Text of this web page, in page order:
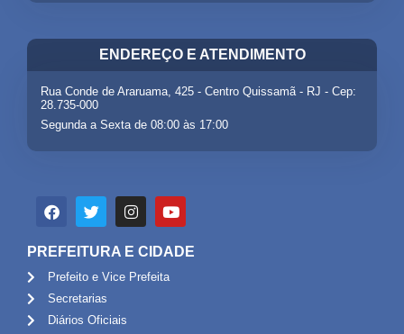
ENDEREÇO E ATENDIMENTO
Rua Conde de Araruama, 425 - Centro Quissamã - RJ - Cep:
28.735-000
Segunda a Sexta de 08:00 às 17:00
PREFEITURA E CIDADE
Prefeito e Vice Prefeita
Secretarias
Diários Oficiais